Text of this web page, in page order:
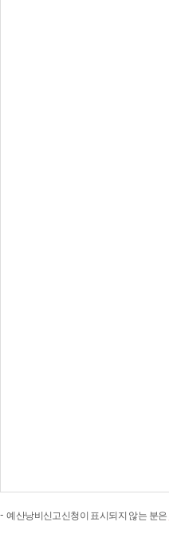
예산낭비신고신청이 표시되지 않는 분은